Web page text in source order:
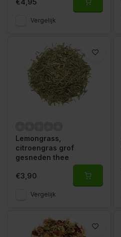
Vergelijk
Lemongrass,
citroengras grof
gesneden thee
€3,90
Vergelijk